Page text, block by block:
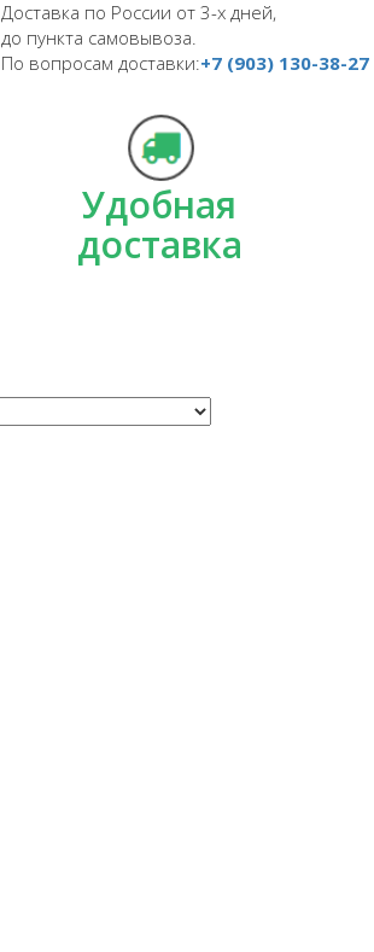
Доставка по России от 3-х дней,
до пункта самовывоза.
По вопросам доставки:+7 (903) 130-38-27
Удобная
доставка